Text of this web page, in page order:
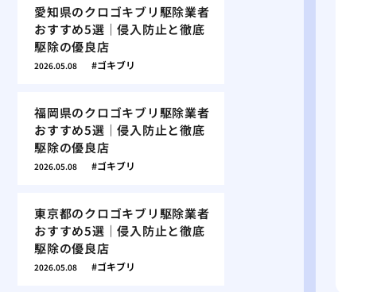
愛知県のクロゴキブリ駆除業者
おすすめ5選｜侵入防止と徹底
駆除の優良店
2026.05.08 ゴキブリ
福岡県のクロゴキブリ駆除業者
おすすめ5選｜侵入防止と徹底
駆除の優良店
2026.05.08 ゴキブリ
東京都のクロゴキブリ駆除業者
おすすめ5選｜侵入防止と徹底
駆除の優良店
2026.05.08 ゴキブリ